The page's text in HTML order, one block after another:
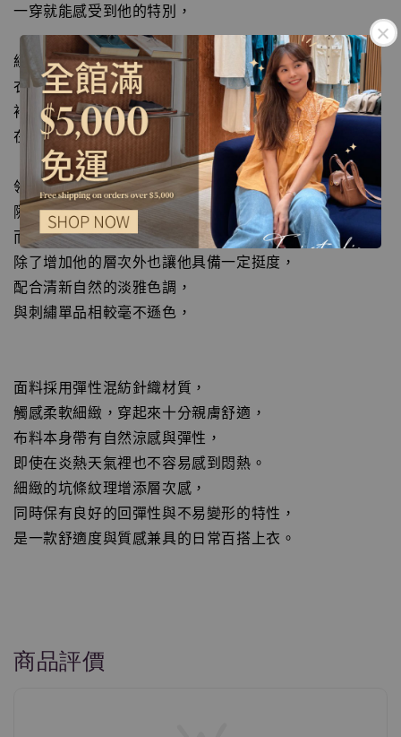
一穿就能感受到他的特別，
經典圓領搭配正肩剪裁，
衣身直順利落沒有累贅感，
袖型空間也不拘束，
在任何場合都能給予休閒時髦態度，
領口的半門襟可以自由開扣，
隨著心情與場合變化造型，
而衣身表現帶有細坑條的紋路，
除了增加他的層次外也讓他具備一定挺度，
配合清新自然的淡雅色調，
與刺繡單品相較毫不遜色，
面料採用彈性混紡針織材質，
觸感柔軟細緻，穿起來十分親膚舒適，
布料本身帶有自然涼感與彈性，
即使在炎熱天氣裡也不容易感到悶熱。
細緻的坑條紋理增添層次感，
同時保有良好的回彈性與不易變形的特性，
是一款舒適度與質感兼具的日常百搭上衣。
商品評價